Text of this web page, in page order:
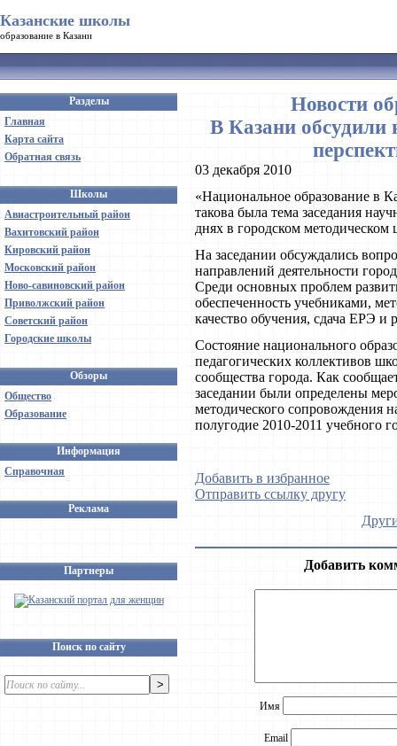
Казанские школы
образование в Казани
Разделы
Главная
Карта сайта
Обратная связь
Школы
Авиастроительный район
Вахитовский район
Кировский район
Московский район
Ново-савиновский район
Приволжский район
Советский район
Городские школы
Обзоры
Общество
Образование
Информация
Справочная
Реклама
Партнеры
Поиск по сайту
Новости
В Казани обсудили
03 декабря 2010
«Национальное образование в
такова была тема заседания
днях в городском методическом
На заседании обсуждались
направлений деятельности
Среди основных проблем
обеспеченность учебниками,
качество обучения, сдача ЕРЭ и
Состояние национального
педагогических коллективов
сообщества города. Как
заседании были определены
методического сопровождения
полугодие 2010-2011 учебного
Добавить в избранное
Отправить ссылку другу
Добавить
Имя
Email